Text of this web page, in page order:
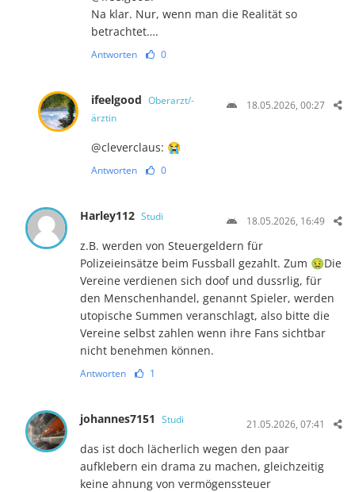
Na klar. Nur, wenn man die Realität so
betrachtet….
Antworten 0
ifeelgood Oberarzt/-
ärztin
18.05.2026, 00:27
@cleverclaus: 😭
Antworten 0
Harley112 Studi 18.05.2026, 16:49
z.B. werden von Steuergeldern für
Polizeieinsätze beim Fussball gezahlt. Zum 🤢Die
Vereine verdienen sich doof und dussrlig, für
den Menschenhandel, genannt Spieler, werden
utopische Summen veranschlagt, also bitte die
Vereine selbst zahlen wenn ihre Fans sichtbar
nicht benehmen können.
Antworten 1
johannes7151 Studi 21.05.2026, 07:41
das ist doch lächerlich wegen den paar
aufklebern ein drama zu machen, gleichzeitig
keine ahnung von vermögenssteuer